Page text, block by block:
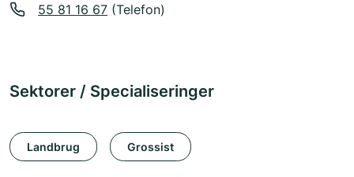
55 81 16 67 (Telefon)
Sektorer / Specialiseringer
Landbrug Grossist